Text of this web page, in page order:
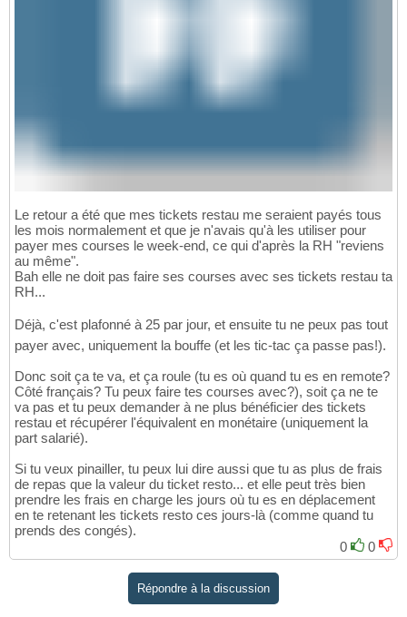
Le retour a été que mes tickets restau me seraient payés tous
les mois normalement et que je n'avais qu'à les utiliser pour
payer mes courses le week-end, ce qui d'après la RH "reviens
au même".
Bah elle ne doit pas faire ses courses avec ses tickets restau ta
RH...
Déjà, c'est plafonné à 25 par jour, et ensuite tu ne peux pas tout
payer avec, uniquement la bouffe (et les tic-tac ça passe pas!).
Donc soit ça te va, et ça roule (tu es où quand tu es en remote?
Côté français? Tu peux faire tes courses avec?), soit ça ne te
va pas et tu peux demander à ne plus bénéficier des tickets
restau et récupérer l'équivalent en monétaire (uniquement la
part salarié).
Si tu veux pinailler, tu peux lui dire aussi que tu as plus de frais
de repas que la valeur du ticket resto... et elle peut très bien
prendre les frais en charge les jours où tu es en déplacement
en te retenant les tickets resto ces jours-là (comme quand tu
prends des congés).
0
0
Répondre à la discussion